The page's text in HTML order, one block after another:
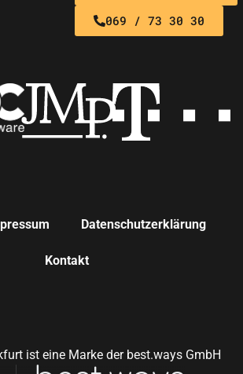
069 / 73 30 30
Datenschutzerklärung
Kontakt
ist eine Marke der best.ways GmbH